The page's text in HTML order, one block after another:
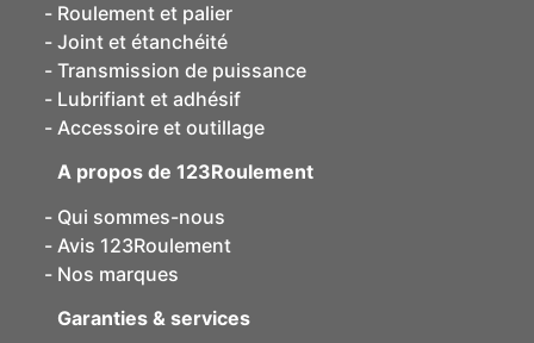
Roulement et palier
Joint et étanchéité
Transmission de puissance
Lubrifiant et adhésif
Accessoire et outillage
A propos de 123Roulement
Qui sommes-nous
Avis 123Roulement
Nos marques
Garanties & services